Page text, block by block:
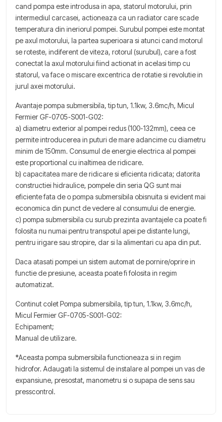
cand pompa este introdusa in apa, statorul motorului, prin
intermediul carcasei, actioneaza ca un radiator care scade
temperatura din ineriorul pompei. Surubul pompei este montat
pe axul motorului, la partea superioara si atunci cand motorul
se roteste, indiferent de viteza, rotorul (surubul), care a fost
conectat la axul motorului fiind actionat in acelasi timp cu
statorul, va face o miscare excentrica de rotatie si revolutie in
jurul axei motorului.
Avantaje pompa submersibila, tip tun, 1.1kw, 3.6mc/h, Micul
Fermier GF-0705-S001-G02:
a) diametru exterior al pompei redus (100-132mm), ceea ce
permite introducerea in puturi de mare adancime cu diametru
minim de 150mm. Consumul de energie electrica al pompei
este proportional cu inaltimea de ridicare.
b) capacitatea mare de ridicare si eficienta ridicata; datorita
constructiei hidraulice, pompele din seria QG sunt mai
eficiente fata de o pompa submersibila obisnuita si evident mai
economica din punct de vedere al consumului de energie.
c) pompa submersibila cu surub prezinta avantajele ca poate fi
folosita nu numai pentru transpotul apei pe distante lungi,
pentru irigare sau stropire, dar si la alimentari cu apa din put.
Daca atasati pompei un sistem automat de pornire/oprire in
functie de presiune, aceasta poate fi folosita in regim
automatizat.
Continut colet Pompa submersibila, tip tun, 1.1kw, 3.6mc/h,
Micul Fermier GF-0705-S001-G02:
Echipament;
Manual de utilizare.
*Aceasta pompa submersibila functioneaza si in regim
hidrofor. Adaugati la sistemul de instalare al pompei un vas de
expansiune, presostat, manometru si o supapa de sens sau
presscontrol.